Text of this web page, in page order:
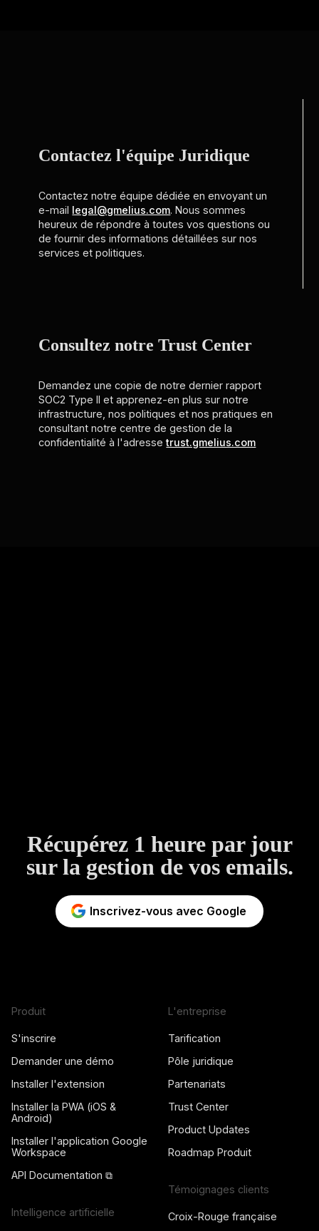
Contactez l'équipe Juridique
Contactez notre équipe dédiée en envoyant un
e-mail legal@gmelius.com. Nous sommes
heureux de répondre à toutes vos questions ou
de fournir des informations détaillées sur nos
services et politiques.
Consultez notre Trust Center
Demandez une copie de notre dernier rapport
SOC2 Type II et apprenez-en plus sur notre
infrastructure, nos politiques et nos pratiques en
consultant notre centre de gestion de la
confidentialité à l'adressetrust.gmelius.com
Récupérez 1 heure par jour
sur la gestion de vos emails.
Inscrivez-vous avec Google
Produit
S'inscrire
Demander une démo
Installer l'extension
Installer la PWA (iOS &
Android)
Installer l'application Google
Workspace
API Documentation ⧉
Intelligence artificielle
L'entreprise
Tarification
Pôle juridique
Partenariats
Trust Center
Product Updates
Roadmap Produit
Témoignages clients
Croix-Rouge française